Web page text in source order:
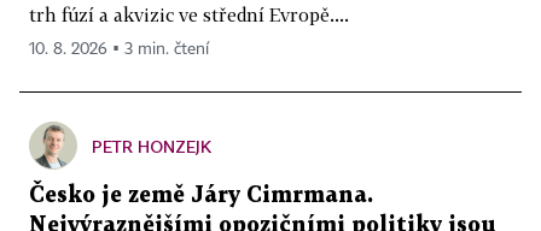
trh fúzí a akvizic ve střední Evropě....
10. 8. 2026 ▪ 3 min. čtení
PETR HONZEJK
Česko je země Járy Cimrmana.
Nejvýraznějšími opozičními politiky jsou